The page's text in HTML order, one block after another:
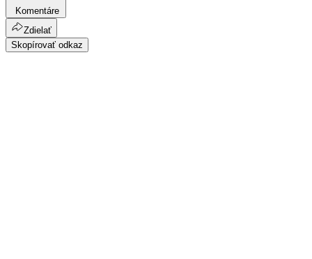
Komentáre
Zdielať
Skopírovať odkaz